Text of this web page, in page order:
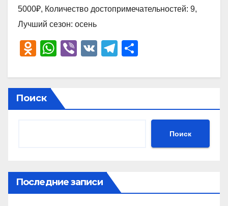
5000₽, Количество достопримечательностей: 9,
Лучший сезон: осень
O
n
o
kl
ki
W
at
s
A
Vi
er
V
T
e
a
р
в
ть
Поиск
Поиск
Последние записи